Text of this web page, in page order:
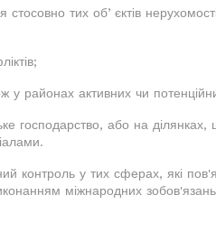
стосовно тих обʼєктів
у районах активних чи
господарство, або на ділянках,
контроль у тих сферах, які
міжнародних зобов'язань